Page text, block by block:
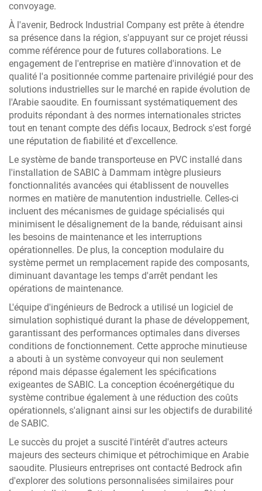
convoyage.
À l'avenir, Bedrock Industrial Company est prête à étendre
sa présence dans la région, s'appuyant sur ce projet réussi
comme référence pour de futures collaborations. Le
engagement de l'entreprise en matière d'innovation et de
qualité l'a positionnée comme partenaire privilégié pour des
solutions industrielles sur le marché en rapide évolution de
l'Arabie saoudite. En fournissant systématiquement des
produits répondant à des normes internationales strictes
tout en tenant compte des défis locaux, Bedrock s'est forgé
une réputation de fiabilité et d'excellence.
Le système de bande transporteuse en PVC installé dans
l'installation de SABIC à Dammam intègre plusieurs
fonctionnalités avancées qui établissent de nouvelles
normes en matière de manutention industrielle. Celles-ci
incluent des mécanismes de guidage spécialisés qui
minimisent le désalignement de la bande, réduisant ainsi
les besoins de maintenance et les interruptions
opérationnelles. De plus, la conception modulaire du
système permet un remplacement rapide des composants,
diminuant davantage les temps d'arrêt pendant les
opérations de maintenance.
L'équipe d'ingénieurs de Bedrock a utilisé un logiciel de
simulation sophistiqué durant la phase de développement,
garantissant des performances optimales dans diverses
conditions de fonctionnement. Cette approche minutieuse
a abouti à un système convoyeur qui non seulement
répond mais dépasse également les spécifications
exigeantes de SABIC. La conception écoénergétique du
système contribue également à une réduction des coûts
opérationnels, s'alignant ainsi sur les objectifs de durabilité
de SABIC.
Le succès du projet a suscité l'intérêt d'autres acteurs
majeurs des secteurs chimique et pétrochimique en Arabie
saoudite. Plusieurs entreprises ont contacté Bedrock afin
d'explorer des solutions personnalisées similaires pour